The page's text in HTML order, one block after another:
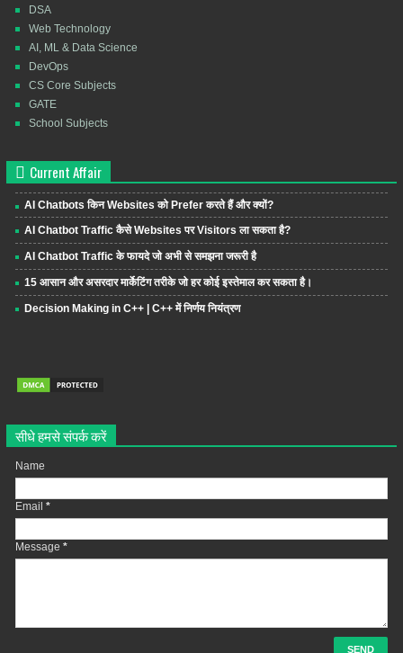
DSA
Web Technology
AI, ML & Data Science
DevOps
CS Core Subjects
GATE
School Subjects
Current Affair
AI Chatbots किन Websites को Prefer करते हैं और क्यों?
AI Chatbot Traffic कैसे Websites पर Visitors ला सकता है?
AI Chatbot Traffic के फायदे जो अभी से समझना जरूरी है
15 आसान और असरदार मार्केटिंग तरीके जो हर कोई इस्तेमाल कर सकता है।
Decision Making in C++ | C++ में निर्णय नियंत्रण
सीधे हमसे संपर्क करें
Name
Email *
Message *